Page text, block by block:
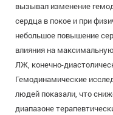
вызывал изменение
сердца в покое и при
небольшое повышение
влияния на
ЛЖ, конечно-
Гемодинамические
людей показали, что
диапазоне